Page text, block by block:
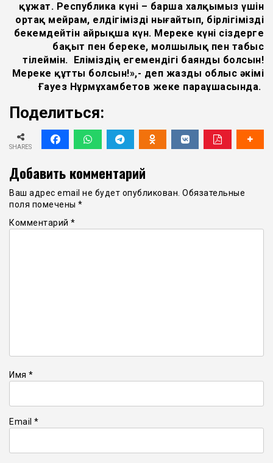
құжат. Республика күні – барша халқымыз үшін
ортақ мейрам, елдігімізді нығайтып, бірлігімізді
бекемдейтін айрықша күн. Мереке күні сіздерге
бақыт пен береке, молшылық пен табыс
тілеймін. Еліміздің егемендігі баянды болсын!
Мереке құтты болсын!»,- деп жазды облыс әкімі
Ғауез Нұрмұхамбетов жеке параұшасында.
Поделиться:
SHARES
Добавить комментарий
Ваш адрес email не будет опубликован. Обязательные
поля помечены *
Комментарий *
Имя *
Email *